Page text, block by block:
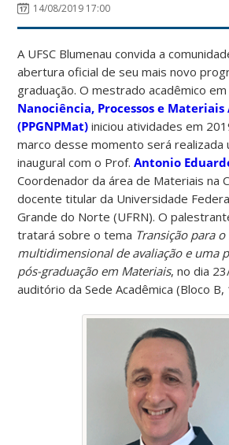
14/08/2019 17:00
A UFSC Blumenau convida a
abertura oficial de seu mais novo
graduação. O mestrado acadêmico em
Nanociência, Processos e Materiais
(PPGNPMat) iniciou atividades em
marco desse momento será realizada
inaugural com o Prof.Antonio
Coordenador da área de Materiais na
docente titular da Universidade
Grande do Norte (UFRN). O
tratará sobre o tema Transição para
multidimensional de avaliação e uma
pós-graduação em Materiais, no dia
auditório da Sede Acadêmica (Bloco B,